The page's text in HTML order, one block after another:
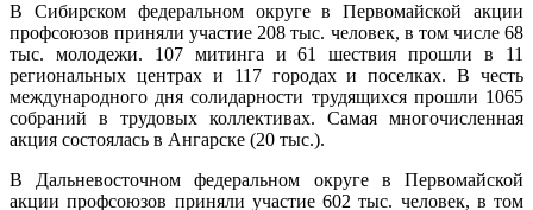
В Сибирском федеральном округе в Первомайской акции
профсоюзов приняли участие 208 тыс. человек, в том числе 68
тыс. молодежи. 107 митинга и 61 шествия прошли в 11
региональных центрах и 117 городах и поселках. В честь
международного дня солидарности трудящихся прошли 1065
собраний в трудовых коллективах. Самая многочисленная
акция состоялась в Ангарске (20 тыс.).
В Дальневосточном федеральном округе в Первомайской
акции профсоюзов приняли участие 602 тыс. человек, в том